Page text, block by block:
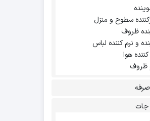
سطوح و منزل
ظروف
و نرم کننده لباس
هوا
ظروف
جات